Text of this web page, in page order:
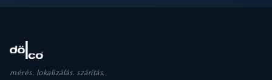
mérés. lokalizálás. szárítás.